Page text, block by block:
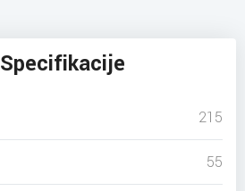
Specifikacije
215
55